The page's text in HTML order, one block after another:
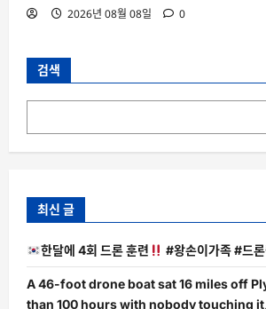
2026년 08월 08일 0
검색
최신 글
한달에 4회 드론 훈련 #왕손이가족 #드
A 46-foot drone boat sat 16 miles off
than 100 hours with nobody touching